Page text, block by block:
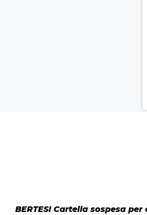
BERTESI Cartella sospesa